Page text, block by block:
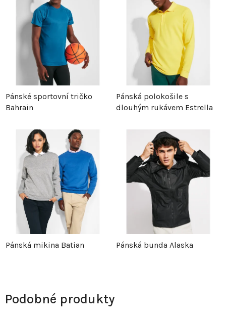
Pánské sportovní tričko
Bahrain
Pánská polokošile s
dlouhým rukávem Estrella
Pánská mikina Batian Pánská bunda Alaska
Podobné produkty